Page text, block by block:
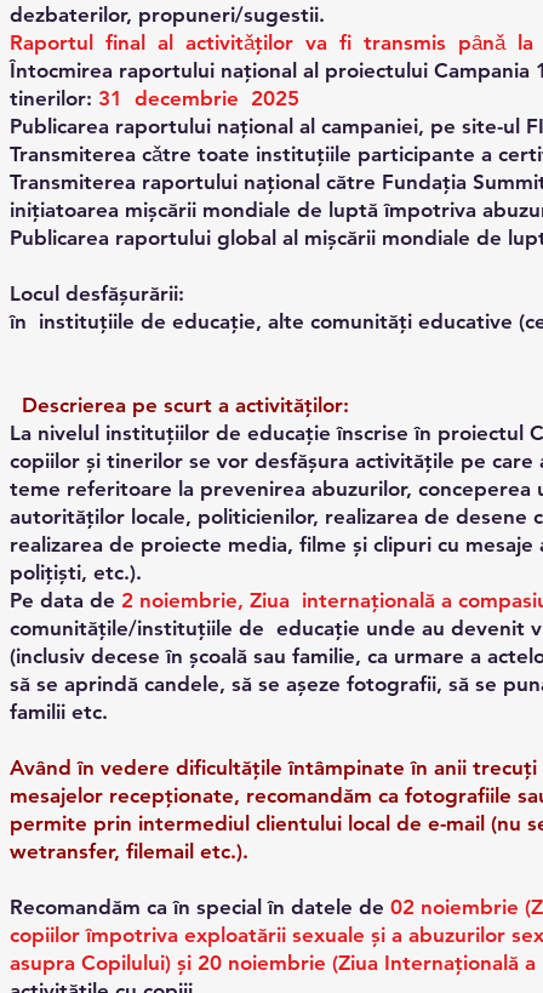
dezbaterilor, propuneri/sugestii.
Raportul final al activitǎţilor va fi transmis pȃnǎ la
Întocmirea raportului național al proiectului
tinerilor: 31 decembrie 2025
Publicarea raportului național al campaniei, pe site-ul
Transmiterea cǎtre toate instituțiile participante a
Transmiterea raportului național către Fundația
inițiatoarea mișcării mondiale de luptă împotriva
Publicarea raportului global al mișcării mondiale de
Locul desfăşurării:
în instituţiile de educaţie, alte comunități educative
Descrierea pe scurt a activităților:
La nivelul instituțiilor de educație înscrise în proiectul
copiilor și tinerilor se vor desfășura activitățile pe
teme referitoare la prevenirea abuzurilor,
autorităților locale, politicienilor, realizarea de desene
realizarea de proiecte media, filme și clipuri cu
polițiști, etc.).
Pe data de 2 noiembrie, Ziua internațională a
comunitățile/instituţiile de educaţie unde au devenit
(inclusiv decese în școală sau familie, ca urmare a
să se aprindă candele, să se așeze fotografii, să se
familii etc.
Având în vedere dificultățile întâmpinate în anii
mesajelor recepționate, recomandăm ca fotografiile
permite prin intermediul clientului local de e-mail (nu
wetransfer, filemail etc.).
Recomandăm ca în special în datele de 02 noiembrie
copiilor împotriva exploatării sexuale și a abuzurilor
asupra Copilului) și 20 noiembrie (Ziua Internațională